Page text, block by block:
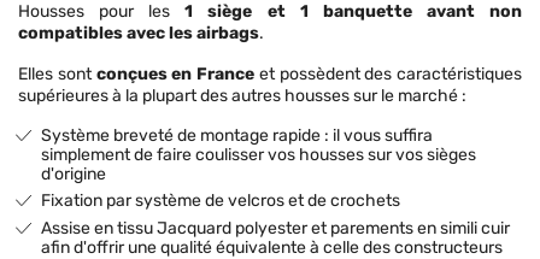
Housses pour les1 siège et 1 banquette avant non
compatibles avec les airbags.
Elles sontconçuesen France et possèdent des caractéristiques
supérieures à la plupart des autres housses sur le marché :
Système breveté de montage rapide : il vous suffira
simplement de faire coulisser vos housses sur vos sièges
d'origine
Fixation par système de velcros et de crochets
Assise en tissu Jacquard polyester et parements en simili cuir
afin d'offrir une qualité équivalente à celle des constructeurs